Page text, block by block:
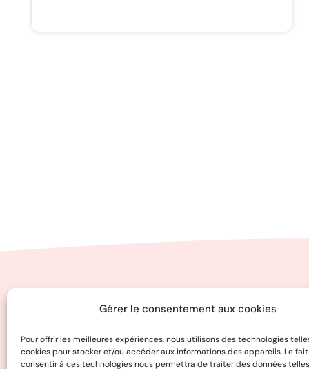
Gérer le consentement aux cookies
Pour offrir les meilleures expériences, nous utilisons des technologies
cookies pour stocker et/ou accéder aux informations des appareils. Le
consentir à ces technologies nous permettra de traiter des données
Chapiteau Théâtre compagnie
Maison des Associations
Boite P3